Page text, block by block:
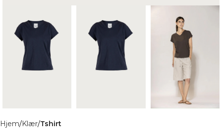
Hjem Klær Tshirt